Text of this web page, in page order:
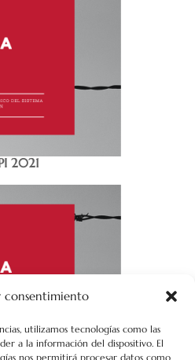
consentimiento
utilizamos tecnologías como las
a la información del dispositivo. El
nos permitirá procesar datos como
2021